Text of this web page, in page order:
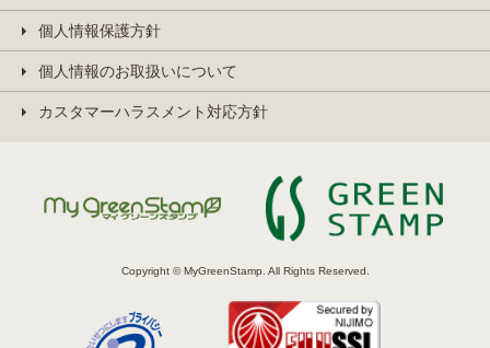
個人情報保護方針
個人情報のお取扱いについて
カスタマーハラスメント対応方針
Copyright © MyGreenStamp. All Rights Reserved.